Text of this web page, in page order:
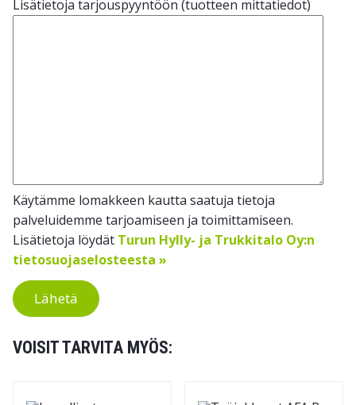
Lisätietoja tarjouspyyntöön (tuotteen mittatiedot)
Käytämme lomakkeen kautta saatuja tietoja
palveluidemme tarjoamiseen ja toimittamiseen.
Lisätietoja löydät Turun Hylly- ja Trukkitalo Oy:n
tietosuojaselosteesta »
Lähetä
VOISIT TARVITA MYÖS: